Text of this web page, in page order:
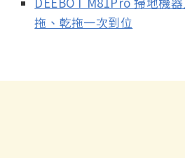
拖、乾拖一次到位